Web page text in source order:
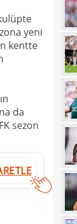
yeni
kentte
da
sezon